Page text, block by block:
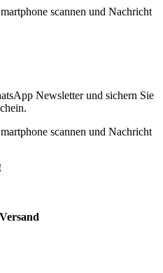
scannen und Nachricht
Newsletter und sichern Sie
scannen und Nachricht